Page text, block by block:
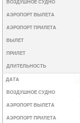
ВОЗДУШНОЕ СУДНО
АЭРОПОРТ ВЫЛЕТА
АЭРОПОРТ ПРИЛЕТА
ВЫЛЕТ
ПРИЛЕТ
ДЛИТЕЛЬНОСТЬ
ДАТА
ВОЗДУШНОЕ СУДНО
АЭРОПОРТ ВЫЛЕТА
АЭРОПОРТ ПРИЛЕТА